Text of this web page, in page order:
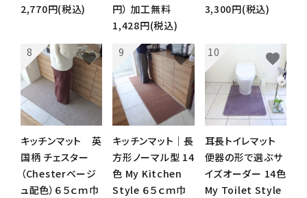
2,770円(税込)
円） 加工無料
1,428円(税込)
3,300円(税込)
キッチンマット 英
国柄 チェスター
（Chesterベージ
ュ配色）６５ｃｍ巾
favorite
キッチンマット｜長
方形ノーマル型 14
色 My Kitchen
Style ６５ｃｍ巾
favorite
耳長トイレマット
便器の形で選ぶサ
イズオーダー 14色
My Toilet Style
favorite